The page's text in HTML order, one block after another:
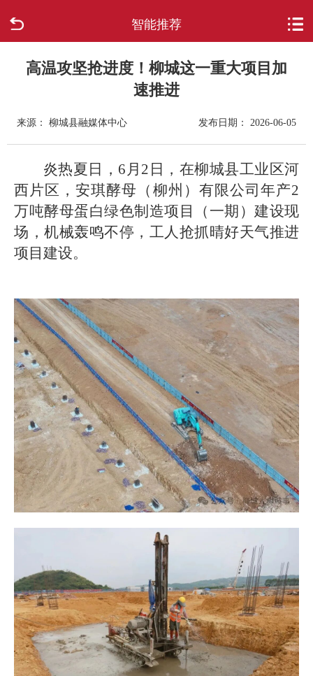
智能推荐
走进柳城
政府信息公开
网上办事
互动回应
数据专题
高温攻坚抢进度！柳城这一重大项目加
速推进
来源： 柳城县融媒体中心 发布日期： 2026-06-05
炎热夏日，6月2日，在柳城县工业区河
西片区，安琪酵母（柳州）有限公司年产2
万吨酵母蛋白绿色制造项目（一期）建设现
场，机械轰鸣不停，工人抢抓晴好天气推进
项目建设。